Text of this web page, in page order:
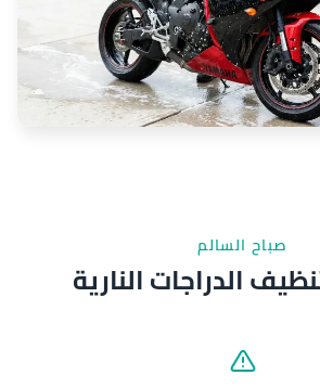
صباح السالم
الدراجات النارية